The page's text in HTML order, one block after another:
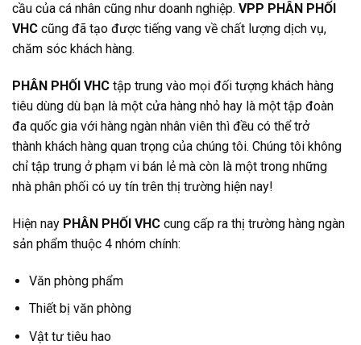
cầu của cá nhân cũng như doanh nghiệp. VPP PHÂN PHỐI
VHC cũng đã tạo được tiếng vang về chất lượng dịch vụ,
chăm sóc khách hàng.
PHÂN PHỐI VHC tập trung vào mọi đối tượng khách hàng
tiêu dùng dù bạn là một cửa hàng nhỏ hay là một tập đoàn
đa quốc gia với hàng ngàn nhân viên thì đều có thể trở
thành khách hàng quan trọng của chúng tôi. Chúng tôi không
chỉ tập trung ở phạm vi bán lẻ mà còn là một trong những
nhà phân phối có uy tín trên thị trường hiện nay!
Hiện nay PHÂN PHỐI VHC cung cấp ra thị trường hàng ngàn
sản phẩm thuộc 4 nhóm chính:
Văn phòng phẩm
Thiết bị văn phòng
Vật tư tiêu hao